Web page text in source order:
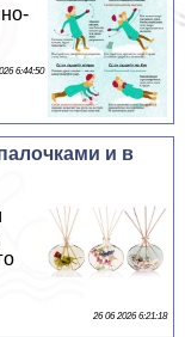
6:44:50
и в
26 06 2026 6:21:18